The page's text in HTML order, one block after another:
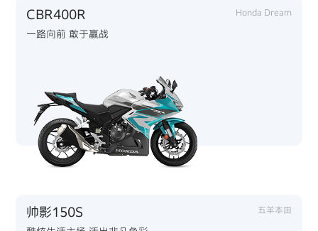
CBR400R Honda Dream
一路向前 敢于赢战
帅影150S 五羊本田